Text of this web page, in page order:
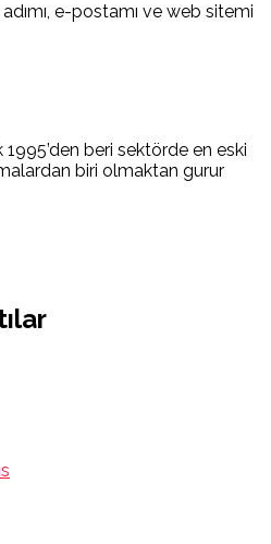
e-postamı ve web sitemi
1995’den beri sektörde en eski
biri olmaktan gurur